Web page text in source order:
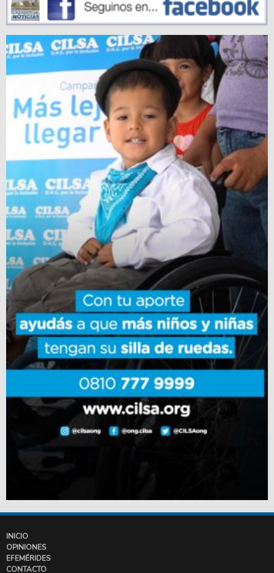
INICIO
OPINIONES
EFEMÉRIDES
CONTACTO